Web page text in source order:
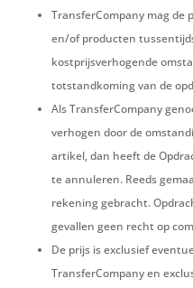
TransferCompany mag de
en/of producten
kostprijsverhogende
totstandkoming van de
Als TransferCompany
verhogen door de
artikel, dan heeft de
te annuleren. Reeds
rekening gebracht.
gevallen geen recht op
De prijs is exclusief
TransferCompany en